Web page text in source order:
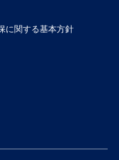
に関する基本方針